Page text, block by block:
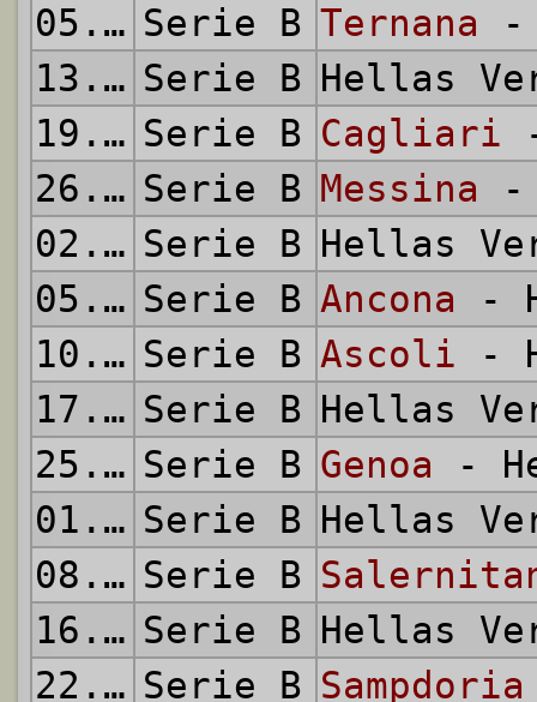
05.10.2002 Serie B Ternana -
13.10.2002 Serie B Hellas
19.10.2002 Serie B Cagliari
26.10.2002 Serie B Messina -
02.11.2002 Serie B Hellas
05.11.2002 Serie B Ancona -
10.11.2002 Serie B Ascoli -
17.11.2002 Serie B Hellas
25.11.2002 Serie B Genoa -
01.12.2002 Serie B Hellas
08.12.2002 Serie B
16.12.2002 Serie B Hellas
22.12.2002 Serie B Sampdoria